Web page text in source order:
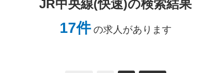
JR中央線(快速)の検索結果
17件 の求人があります